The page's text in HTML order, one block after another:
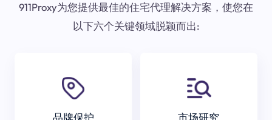
911Proxy为您提供最佳的住宅代理解决方案，使您在
以下六个关键领域脱颖而出:
品牌保护 市场研究